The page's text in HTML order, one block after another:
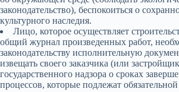
законодательство), беспокоиться о
культурного наследия.
Лицо, которое осуществляет
общий журнал произведенных работ,
законодательству исполнительную
извещать своего заказчика (или
государственного надзора о сроках
процессов, которые подлежат